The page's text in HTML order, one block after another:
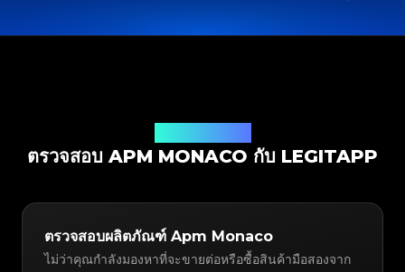
ตรวจสอบ APM MONACO กับ LEGITAPP
ตรวจสอบผลิตภัณฑ์ Apm Monaco
ไม่ว่าคุณกำลังมองหาที่จะขายต่อหรือซื้อสินค้ามือสองจาก